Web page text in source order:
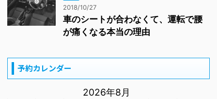
2018/10/27
車のシートが合わなくて、運転で腰
が痛くなる本当の理由
予約カレンダー
2026年8月